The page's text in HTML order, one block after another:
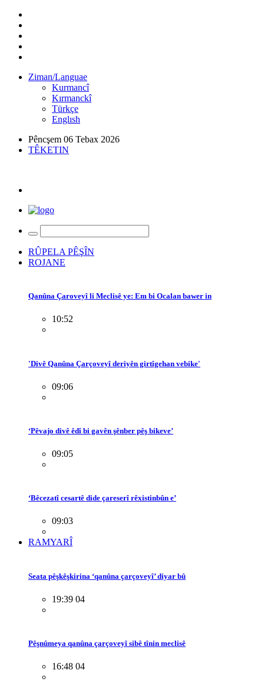
Ziman/Languae
Kurmancî
Kırmanckî
Türkçe
Englısh
Pêncşem 06 Tebax 2026
TÊKETIN
RÛPELA PÊŞÎN
ROJANE
Qanûna Çaroveyî li Meclisê ye: Em bi Ocalan bawer in
10:52
'Divê Qanûna Çarçoveyî deriyên girtîgehan vebike'
09:06
‘Pêvajo divê êdî bi gavên şênber pêş bikeve’
09:05
‘Bêcezatî cesartê dide çareserî rêxistinbûn e’
09:03
RAMYARÎ
Seata pêşkêşkirina ‘qanûna çarçoveyî’ diyar bû
19:39 04
Pêşnûmeya qanûna çarçoveyî sibê tînin meclisê
16:48 04